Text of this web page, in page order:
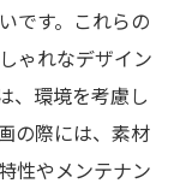
です。これらの
ゃれなデザイン
、環境を考慮し
の際には、素材
性やメンテナン